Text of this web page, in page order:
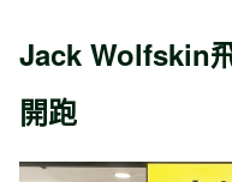
Jack Wolfskin
開跑